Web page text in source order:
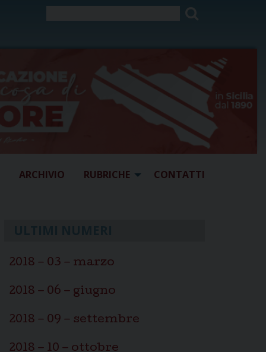
ARCHIVIO RUBRICHE CONTATTI
2018 – 03 – marzo
2018 – 06 – giugno
2018 – 09 – settembre
2018 – 10 – ottobre